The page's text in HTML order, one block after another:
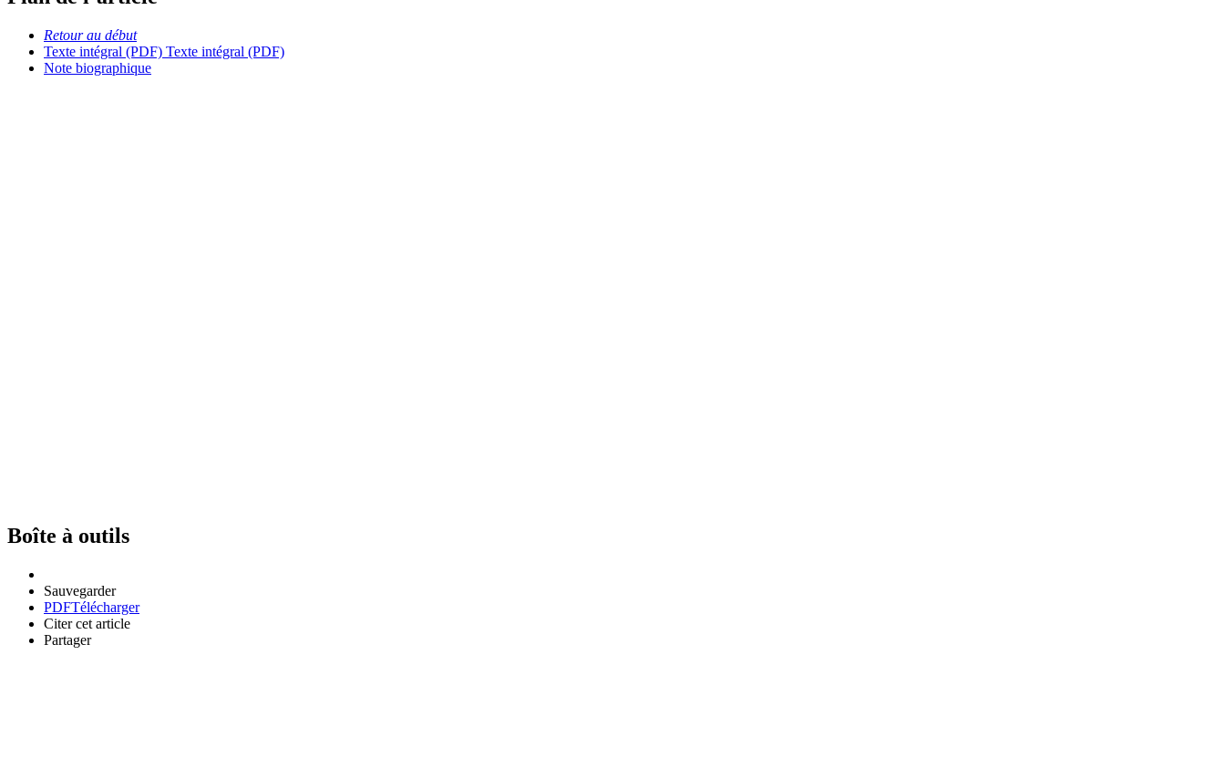
Retour au début
Texte intégral (PDF) Texte intégral (PDF)
Note biographique
Boîte à outils
Sauvegarder
PDFTélécharger
Citer cet article
Partager